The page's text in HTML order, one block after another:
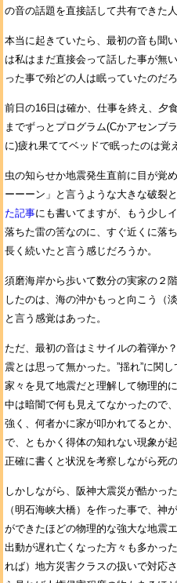
の音の話題を直接話して共有できた
本当に起きていたら、最初の音も聞
は私はまだ直接会って話した事が無
った事で殆どの人は眠っていたのだろ
前日の16日は確か、仕事を終え、夕
までずっとプログラム(Cかアセンブ
に)疲れ果ててベッドで眠ったのは覚
虫の知らせか地震発生直前に目が覚
ーーーン」と言うような大きな破裂
た記事にも書いてますが、もう少し
落ちた雷の筈なのに、すぐ近くに落
長く続いたと言う感じだろうか。
須磨海岸から歩いて数分の実家の２
したのは、海の沖かもっと向こう（
と言う感覚はあった。
ただ、最初の音はミサイルの着弾か
震とは思って無かった。”揺れ”に関
家々を見て地震だと理解して物理的
中は暗闇で何も見えてなかったので
強く、何者かに家が叩かれてるとか
で、ともかく得体の知れない現象が
正確に書くと状況を考察しながら死
しかしながら、阪神大震災が酷かっ
（明石海峡大橋）を作った事で、神
ができたほどの物理的な強大な地震
出動が遅れ亡くなった方々も多かっ
れば）地方災害クラスの扱いで対応